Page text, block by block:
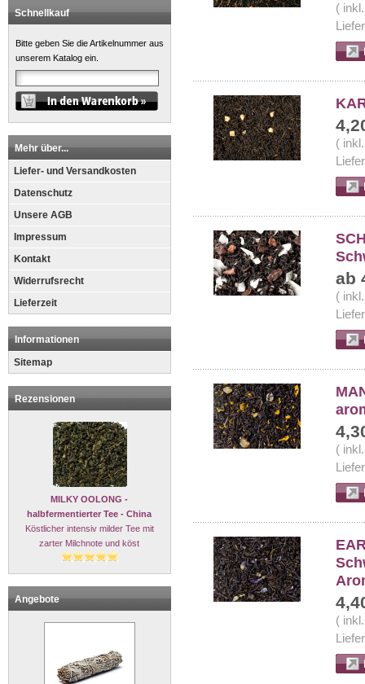
Schnellkauf
Bitte geben Sie die Artikelnummer aus
unserem Katalog ein.
Mehr über...
Liefer- und Versandkosten
Datenschutz
Unsere AGB
Impressum
Kontakt
Widerrufsrecht
Lieferzeit
Informationen
Sitemap
Rezensionen
MILKY OOLONG -
halbfermentierter Tee - China
Köstlicher intensiv milder Tee mit
zarter Milchnote und köst
Angebote
(
(
ab
(
(
(